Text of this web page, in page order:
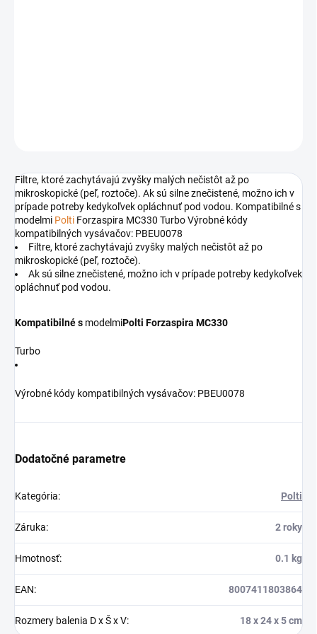
Filtre, ktoré zachytávajú zvyšky malých nečistôt až po
mikroskopické (peľ, roztoče). Ak sú silne znečistené, možno ich v
prípade potreby kedykoľvek opláchnuť pod vodou. Kompatibilné s
modelmi Polti Forzaspira MC330 Turbo Výrobné kódy
kompatibilných vysávačov: PBEU0078
Filtre, ktoré zachytávajú zvyšky malých nečistôt až po
mikroskopické (peľ, roztoče).
Ak sú silne znečistené, možno ich v prípade potreby kedykoľvek
opláchnuť pod vodou.
Kompatibilné s modelmiPolti Forzaspira MC330
Turbo
Výrobné kódy kompatibilných vysávačov: PBEU0078
Dodatočné parametre
Kategória: Polti
Záruka: 2 roky
Hmotnosť: 0.1 kg
EAN: 8007411803864
Rozmery balenia D x Š x V: 18 x 24 x 5 cm